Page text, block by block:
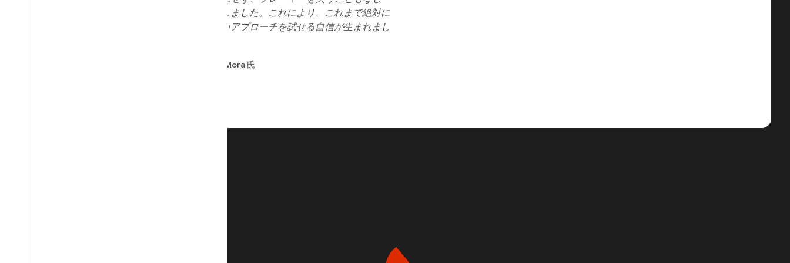
に、ゲームを収益化する方法を示しました。これにより、これまで絶対に
うまくいかないと思っていた新しいアプローチを試せる自信が生まれまし
- Pomelo Games 社共同創設者 Jonás Mora 氏